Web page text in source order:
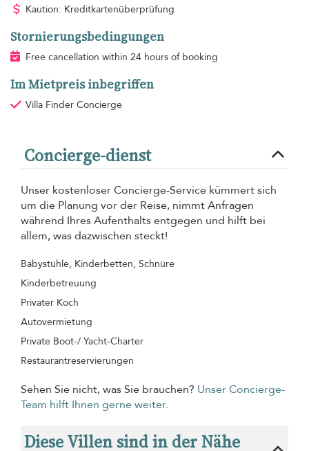
Kaution: Kreditkartenüberprüfung
Stornierungsbedingungen
Free cancellation within 24 hours of booking
Im Mietpreis inbegriffen
Villa Finder Concierge
Concierge-dienst
Unser kostenloser Concierge-Service kümmert sich
um die Planung vor der Reise, nimmt Anfragen
während Ihres Aufenthalts entgegen und hilft bei
allem, was dazwischen steckt!
Babystühle, Kinderbetten, Schnüre
Kinderbetreuung
Privater Koch
Autovermietung
Private Boot-/ Yacht-Charter
Restaurantreservierungen
Sehen Sie nicht, was Sie brauchen? Unser Concierge-
Team hilft Ihnen gerne weiter.
Diese Villen sind in der Nähe